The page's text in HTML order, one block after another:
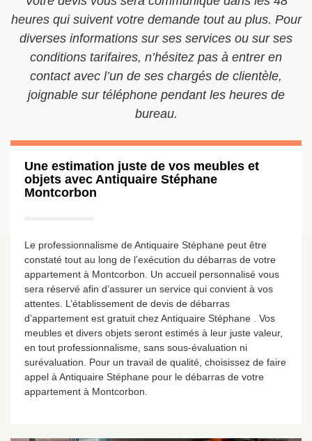
heures qui suivent votre demande tout au plus. Pour
diverses informations sur ses services ou sur ses
conditions tarifaires, n’hésitez pas à entrer en
contact avec l’un de ses chargés de clientèle,
joignable sur téléphone pendant les heures de
bureau.
Une estimation juste de vos meubles et
objets avec Antiquaire Stéphane
Montcorbon
Le professionnalisme de Antiquaire Stéphane peut être
constaté tout au long de l’exécution du débarras de votre
appartement à Montcorbon. Un accueil personnalisé vous
sera réservé afin d’assurer un service qui convient à vos
attentes. L’établissement de devis de débarras
d’appartement est gratuit chez Antiquaire Stéphane . Vos
meubles et divers objets seront estimés à leur juste valeur,
en tout professionnalisme, sans sous-évaluation ni
surévaluation. Pour un travail de qualité, choisissez de faire
appel à Antiquaire Stéphane pour le débarras de votre
appartement à Montcorbon.